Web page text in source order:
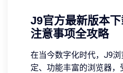
J9官方最新版本
注意事项全攻略
在当今数字化时代，J9
定、功能丰富的浏览器，